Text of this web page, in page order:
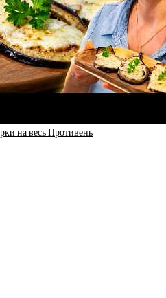
на весь Противень